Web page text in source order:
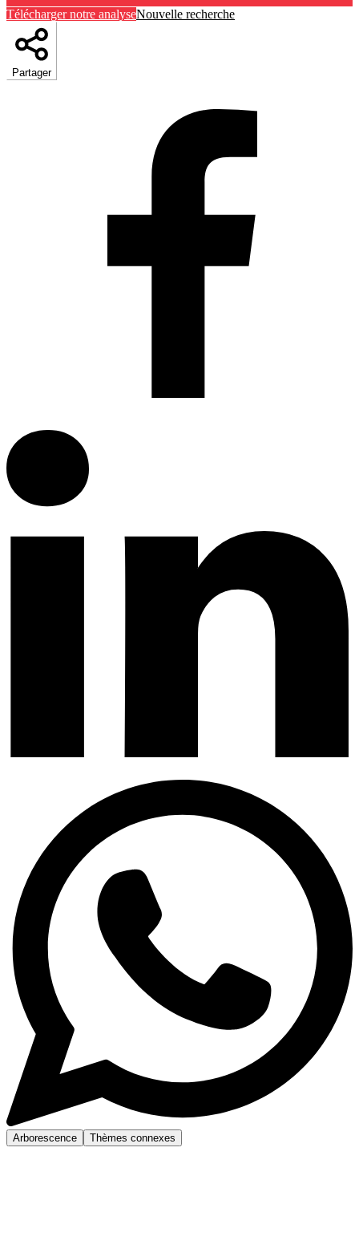
Télécharger notre analyseNouvelle recherche
Partager
Arborescence Thèmes connexes